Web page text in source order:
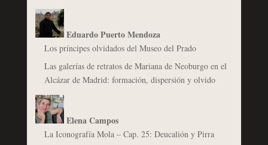
Eduardo Puerto Mendoza
Los príncipes olvidados del Museo del Prado
Las galerías de retratos de Mariana de Neoburgo en el
Alcázar de Madrid: formación, dispersión y olvido
Elena Campos
La Iconografía Mola – Cap. 25: Deucalión y Pirra